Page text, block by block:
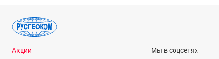
Акции
Мы в соцсетях